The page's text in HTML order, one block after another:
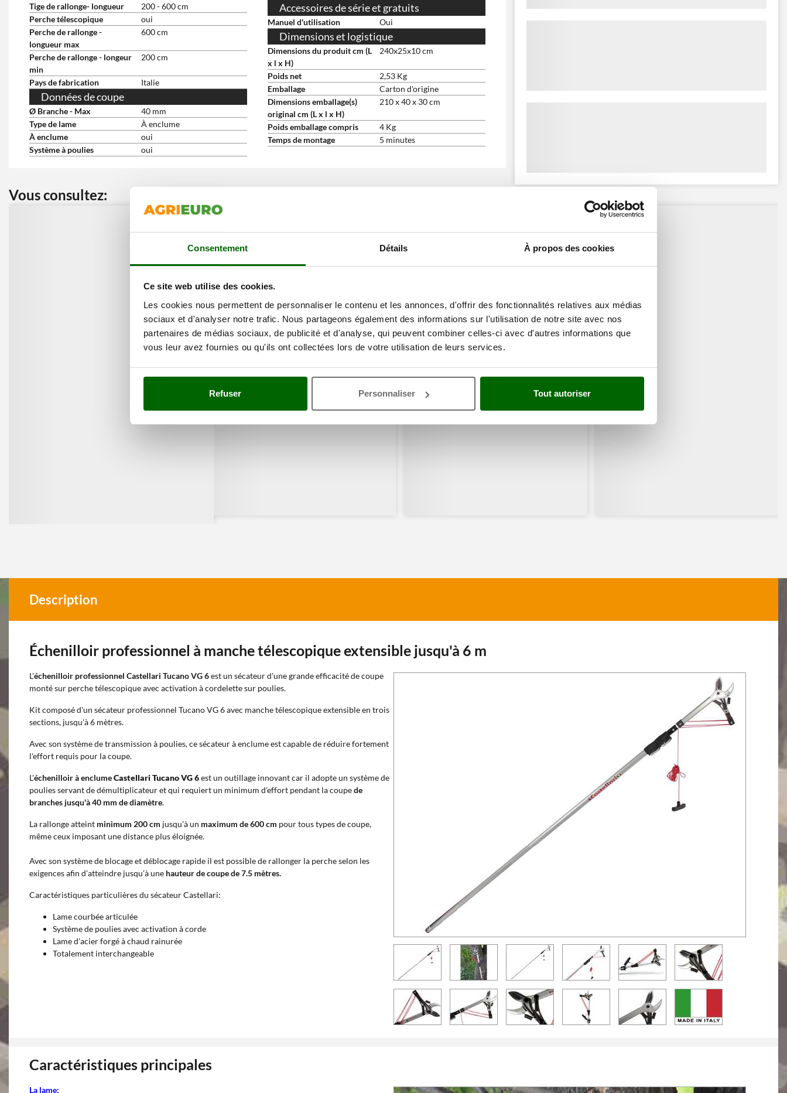
Consentement Détails À propos des cookies
Ce site web utilise des cookies.
Les cookies nous permettent de personnaliser le contenu et les annonces, d'offrir des fonctionnalités relatives aux médias
sociaux et d'analyser notre trafic. Nous partageons également des informations sur l'utilisation de notre site avec nos
partenaires de médias sociaux, de publicité et d'analyse, qui peuvent combiner celles-ci avec d'autres informations que
vous leur avez fournies ou qu'ils ont collectées lors de votre utilisation de leurs services.
Refuser Personnaliser Tout autoriser
Tige de rallonge- longueur
200 - 600 cm
Perche télescopique
oui
Perche de rallonge -
longueur max
600 cm
Perche de rallonge - longeur
min
200 cm
Pays de fabrication Italie
Données de coupe
Ø Branche - Max
40 mm
Type de lame
À enclume
À enclume
oui
Système à poulies
oui
Accessoires de série et gratuits
Manuel d'utilisation Oui
Dimensions et logistique
Dimensions du produit cm (L
x l x H)
240x25x10 cm
Poids net
2,53 Kg
Emballage
Carton d'origine
Dimensions emballage(s)
original cm (L x l x H)
210 x 40 x 30 cm
Poids emballage compris
4 Kg
Temps de montage
5 minutes
Vous consultez:
Description
Échenilloir professionnel à manche télescopique extensible jusqu'à 6 m
L'échenilloir professionnel Castellari Tucano VG 6est un sécateur d'une grande efficacité de coupe
monté sur perche télescopique avec activation à cordelette sur poulies.
Kit composé d'un sécateur professionnel Tucano VG 6 avec manche télescopique extensible en trois
sections, jusqu'à 6 mètres.
Avec son système de transmission à poulies, ce sécateur à enclume est capable de réduire fortement
l'effort requis pour la coupe.
L'échenilloir à enclumeCastellari Tucano VG 6est un outillage innovant car il adopte un système de
poulies servant de démultiplicateur et qui requiert un minimum d'effort pendant la coupede
branches jusqu'à 40 mm de diamètre.
La rallonge atteint minimum 200 cm jusqu'à un maximum de 600 cm pour tous types de coupe,
même ceux imposant une distance plus éloignée.
Avec son système de blocage et déblocage rapide il est possible de rallonger la perche selon les
exigences afin d'atteindre jusqu'à une hauteur de coupe de 7.5 mètres.
Caractéristiques particulières du sécateur Castellari:
Lame courbée articulée
Système de poulies avec activation à corde
Lame d'acier forgé à chaud rainurée
Totalement interchangeable
Caractéristiques principales
La lame: